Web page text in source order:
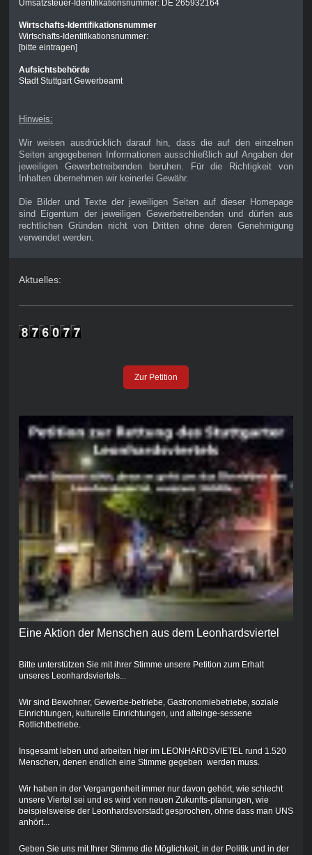
Umsatzsteuer-Identifikationsnummer: DE 265932164
Wirtschafts-Identifikationsnummer
Wirtschafts-Identifikationsnummer:
[bitte eintragen]
Aufsichtsbehörde
Stadt Stuttgart Gewerbeamt
Hinweis:
Wir weisen ausdrücklich darauf hin, dass die auf den einzelnen
Seiten angegebenen Informationen ausschließlich auf Angaben der
jeweiligen Gewerbetreibenden beruhen. Für die Richtigkeit von
Inhalten übernehmen wir keinerlei Gewähr.
Die Bilder und Texte der jeweiligen Seiten auf dieser Homepage
sind Eigentum der jeweiligen Gewerbetreibenden und dürfen aus
rechtlichen Gründen nicht von Dritten ohne deren Genehmigung
verwendet werden.
Aktuelles:
Zur Petition
Eine Aktion der Menschen aus dem Leonhardsviertel
Bitte unterstützen Sie mit ihrer Stimme unsere Petition zum Erhalt
unseres Leonhardsviertels...
Wir sind Bewohner, Gewerbe-betriebe, Gastronomiebetriebe, soziale
Einrichtungen, kulturelle Einrichtungen, und alteinge-sessene
Rotlichtbetriebe.
Insgesamt leben und arbeiten hier im LEONHARDSVIETEL rund 1.520
Menschen, denen endlich eine Stimme gegeben werden muss.
Wir haben in der Vergangenheit immer nur davon gehört, wie schlecht
unsere Viertel sei und es wird von neuen Zukunfts-planungen, wie
beispielsweise der Leonhardsvorstadt gesprochen, ohne dass man UNS
anhört...
Geben Sie uns mit Ihrer Stimme die Möglichkeit, in der Politik und in der